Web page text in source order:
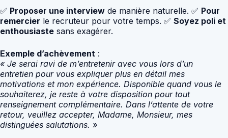
✅ Proposer une interview de manière naturelle. ✅ Pour
remercier le recruteur pour votre temps. ✅ Soyez poli et
enthousiaste sans exagérer.
Exemple d’achèvement :
« Je serai ravi de m’entretenir avec vous lors d’un
entretien pour vous expliquer plus en détail mes
motivations et mon expérience. Disponible quand vous le
souhaiterez, je reste à votre disposition pour tout
renseignement complémentaire. Dans l’attente de votre
retour, veuillez accepter, Madame, Monsieur, mes
distinguées salutations. »